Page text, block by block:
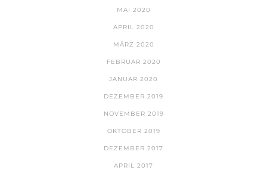
MAI 2020
APRIL 2020
MÄRZ 2020
FEBRUAR 2020
JANUAR 2020
DEZEMBER 2019
NOVEMBER 2019
OKTOBER 2019
DEZEMBER 2017
APRIL 2017